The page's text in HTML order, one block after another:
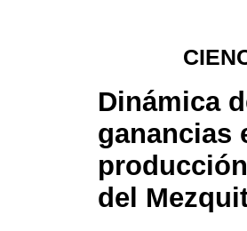
Dinámica
ganancias
del